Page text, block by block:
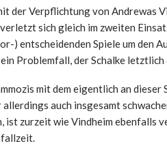
der Verpflichtung von Andrewas
sich gleich im zweiten
) entscheidenden Spiele um den
Problemfall, der Schalke
mit dem eigentlich an
auch insgesamt
ist zurzeit wie Vindheim ebenfalls